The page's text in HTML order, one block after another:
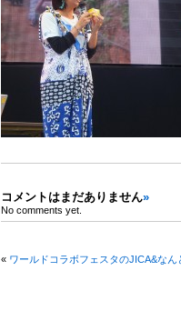
コメントはまだありません»
No comments yet.
« ワールドコラボフェスタのJICA&な